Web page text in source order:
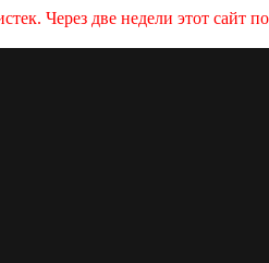
Через две недели этот